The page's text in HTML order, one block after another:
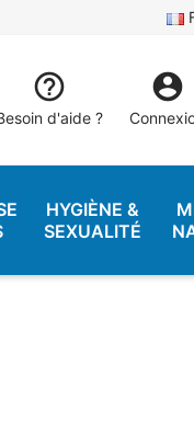

d'aide ?

HYGIÈNE &
SEXUALITÉ